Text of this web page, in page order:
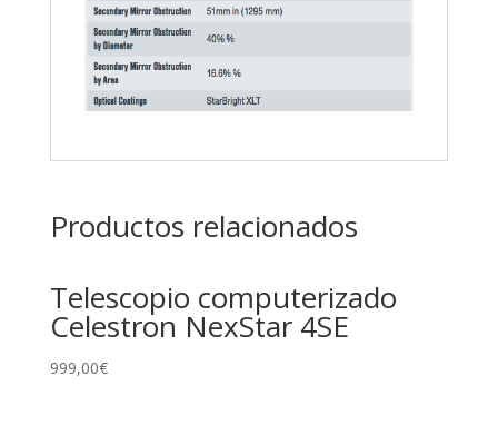
Productos relacionados
Telescopio computerizado
Celestron NexStar 4SE
999,00€